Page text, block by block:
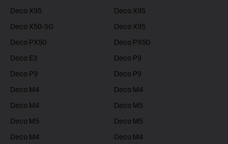
Deco X95
Deco X95
Deco X50-5G
Deco X95
Deco PX50
Deco PX50
Deco E3
Deco P9
Deco P9
Deco P9
Deco M4
Deco M4
Deco M4
Deco M5
Deco M5
Deco M5
Deco M4
Deco M4